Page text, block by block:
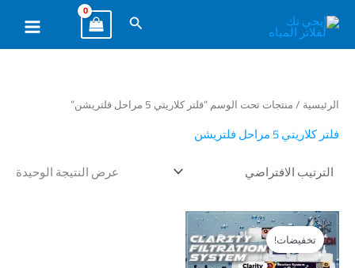
إلى
المحتوى
البحث
الرئيسية / منتجات تحت الوسم “فلتر كلاريتي 5 مراحل فلتريشن”
فلتر كلاريتي 5 مراحل فلتريشن
عرض النتيجة الوحيدة
تخفيضات!
السعر
الأصلي
هو:
EGP2,200.00.
السعر
الحالي
هو:
EGP1,650.00.